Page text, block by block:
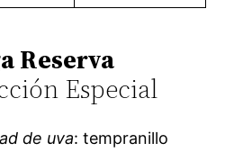
Reserva
Especial
de uva: tempranillo